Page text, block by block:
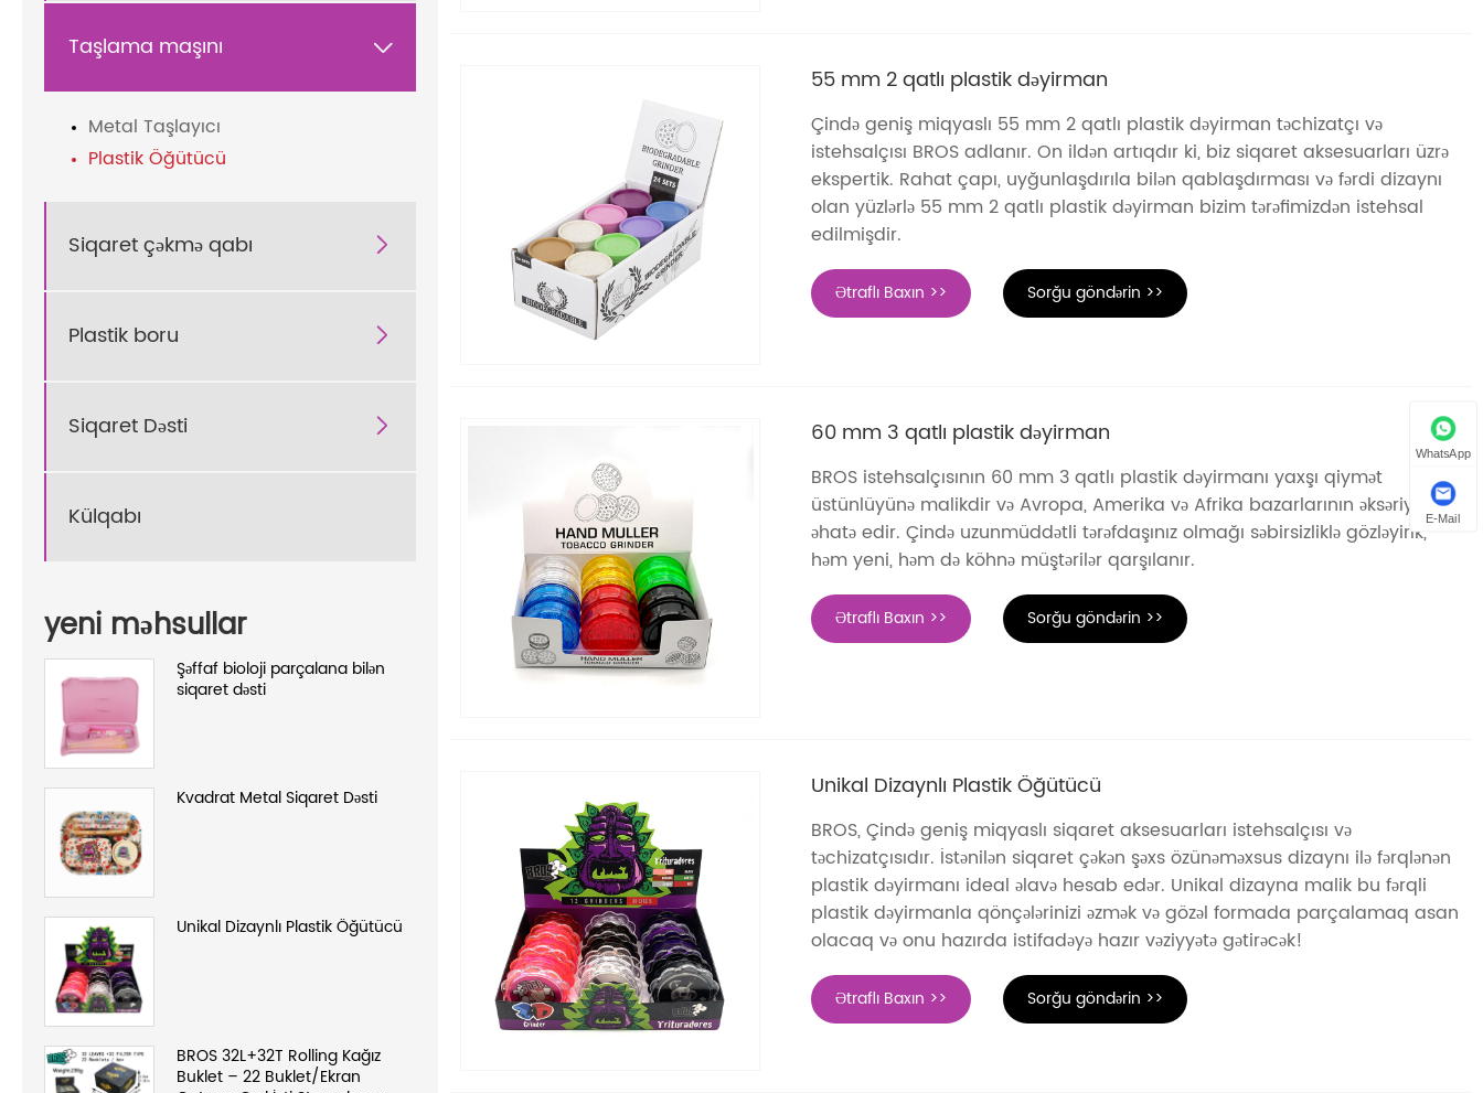
Taşlama maşını 
Metal Taşlayıcı
Plastik Öğütücü
Siqaret çəkmə qabı 
Plastik boru 
Siqaret Dəsti 
Külqabı
yeni məhsullar
Şəffaf bioloji parçalana bilən
siqaret dəsti
Kvadrat Metal Siqaret Dəsti
Unikal Dizaynlı Plastik Öğütücü
BROS 32L+32T Rolling Kağız
Buklet – 22 Buklet/Ekran
55 mm 2 qatlı plastik dəyirman
Çində geniş miqyaslı 55 mm 2 qatlı plastik dəyirman təchizatçı və
istehsalçısı BROS adlanır. On ildən artıqdır ki, biz siqaret aksesuarları üzrə
ekspertik. Rahat çapı, uyğunlaşdırıla bilən qablaşdırması və fərdi dizaynı
olan yüzlərlə 55 mm 2 qatlı plastik dəyirman bizim tərəfimizdən istehsal
edilmişdir.
Ətraflı Baxın >> Sorğu göndərin >>
60 mm 3 qatlı plastik dəyirman
BROS istehsalçısının 60 mm 3 qatlı plastik dəyirmanı yaxşı qiymət
üstünlüyünə malikdir və Avropa, Amerika və Afrika bazarlarının əksəriyyətini
əhatə edir. Çində uzunmüddətli tərəfdaşınız olmağı səbirsizliklə gözləyirik,
həm yeni, həm də köhnə müştərilər qarşılanır.
Ətraflı Baxın >> Sorğu göndərin >>
Unikal Dizaynlı Plastik Öğütücü
BROS, Çində geniş miqyaslı siqaret aksesuarları istehsalçısı və
təchizatçısıdır. İstənilən siqaret çəkən şəxs özünəməxsus dizaynı ilə fərqlənən
plastik dəyirmanı ideal əlavə hesab edər. Unikal dizayna malik bu fərqli
plastik dəyirmanla qönçələrinizi əzmək və gözəl formada parçalamaq asan
olacaq və onu hazırda istifadəyə hazır vəziyyətə gətirəcək!
Ətraflı Baxın >> Sorğu göndərin >>
WhatsApp
E-Mail